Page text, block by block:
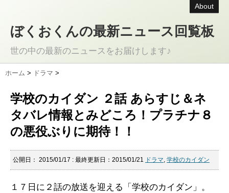
About
ぼくおくんの最新ニュース回覧板
世の中の最新のニュースをお届けします♪
ホーム > ドラマ >
学校のカイダン ２話 あらすじ＆ネ
タバレ情報とみどころ！プラチナ８
の悪役ぶりに期待！！
公開日： 2015/01/17 : 最終更新日：2015/01/21 ドラマ, 学校のカイダン
１７日に２話の放送を迎える「学校のカイダン」。